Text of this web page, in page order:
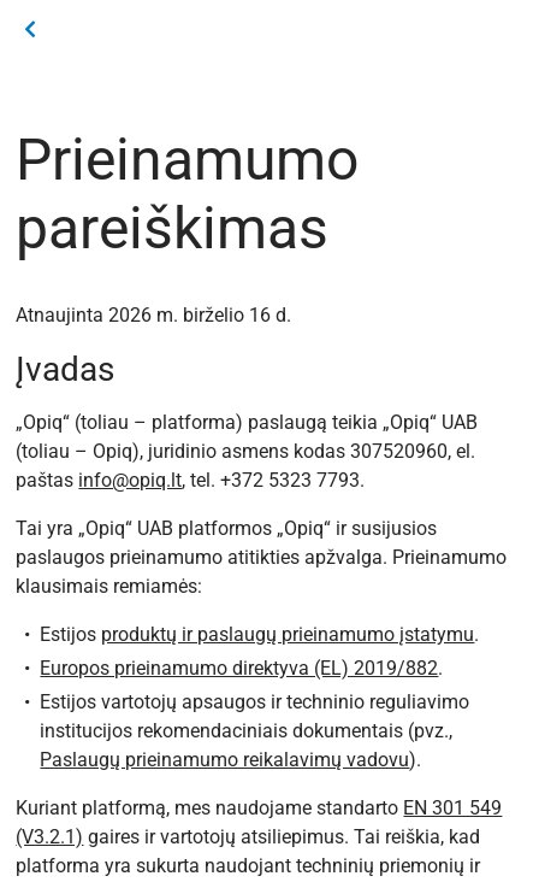
Prieinamumo
pareiškimas
Atnaujinta 2026 m. birželio 16 d.
Įvadas
„Opiq“ (toliau – platforma) paslaugą teikia „Opiq“ UAB
(toliau – Opiq), juridinio asmens kodas 307520960, el.
paštas info@opiq.lt, tel. +372 5323 7793.
Tai yra „Opiq“ UAB platformos „Opiq“ ir susijusios
paslaugos prieinamumo atitikties apžvalga. Prieinamumo
klausimais remiamės:
Estijos produktų ir paslaugų prieinamumo įstatymu.
Europos prieinamumo direktyva (EL) 2019/882.
Estijos vartotojų apsaugos ir techninio reguliavimo
institucijos rekomendaciniais dokumentais (pvz.,
Paslaugų prieinamumo reikalavimų vadovu).
Kuriant platformą, mes naudojame standarto EN 301 549
(V3.2.1) gaires ir vartotojų atsiliepimus. Tai reiškia, kad
platforma yra sukurta naudojant techninių priemonių ir